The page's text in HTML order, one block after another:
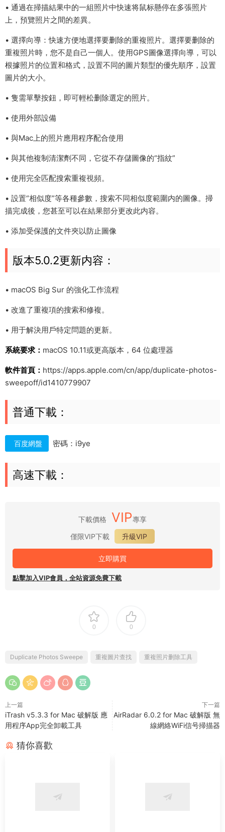
• 通過在掃描結果中的一組照片中快速将鼠标懸停在多張照片
上，預覽照片之間的差異。
• 選擇向導：快速方便地選擇要删除的重複照片。選擇要删除的
重複照片時，您不是自己一個人。使用GPS圖像選擇向導，可以
根據照片的位置和格式，設置不同的圖片類型的優先順序，設置
圖片的大小。
• 隻需單擊按鈕，即可輕松删除選定的照片。
• 使用外部設備
• 與Mac上的照片應用程序配合使用
• 與其他複制清潔劑不同，它從不存儲圖像的“指紋”
• 使用完全匹配搜索重複視頻。
• 設置“相似度”等各種參數，搜索不同相似度範圍内的圖像。掃
描完成後，您甚至可以在結果部分更改此内容。
• 添加受保護的文件夾以防止圖像
版本5.0.2更新内容：
• macOS Big Sur 的強化工作流程
• 改進了重複項的搜索和修複。
• 用于解決用戶特定問題的更新。
系統要求： macOS 10.11或更高版本，64 位處理器
軟件首頁： https://apps.apple.com/cn/app/duplicate-photos-
sweepoff/id1410779907
普通下載：
百度網盤 密碼：i9ye
高速下載：
下載價格 VIP專享
僅限VIP下載
升級VIP
立即購買
點擊加入VIP會員，全站資源免費下載
0 0
Duplicate Photos Sweepe 重複圖片查找 重複照片删除工具
上一篇
iTrash v5.3.3 for Mac 破解版 應
用程序App完全卸載工具
下一篇
AirRadar 6.0.2 for Mac 破解版 無
線網絡WiFi信号掃描器
猜你喜歡